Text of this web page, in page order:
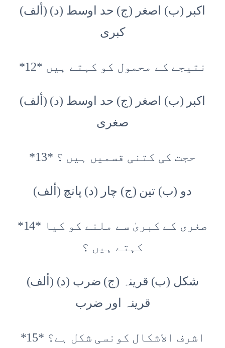
(ألف) اکبر (ب) اصغر (ج) حد اوسط (د)
کبری
*12* نتیجے کے محمول کو کہتے ہیں
(ألف) اکبر (ب) اصغر (ج) حد اوسط (د)
صغری
*13* حجت کی کتنی قسمیں ہیں ؟
(ألف) دو (ب) تین (ج) چار (د) پانچ
*14* صغری کے کبریٰ سے ملنے کو کیا
کہتے ہیں ؟
(ألف) شکل (ب) قرینہ (ج) ضرب (د)
قرینہ اور ضرب
*15* اشرف الاشکال کونسی شکل ہے؟